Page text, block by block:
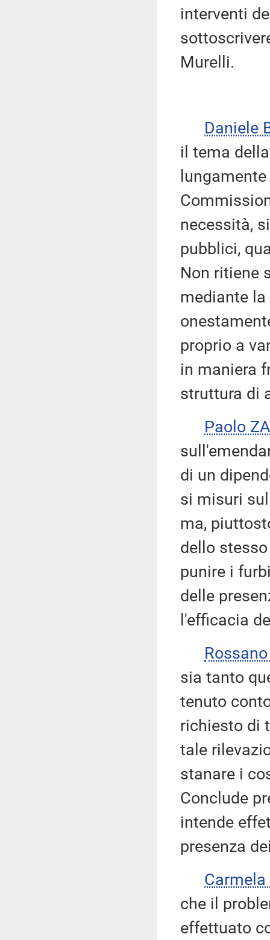
interventi
Murelli.
Daniele
il tema
necessità,
pubblici,
Non ritiene
mediante
proprio a
in maniera
struttura di
Paolo
di un
si misuri
ma,
dello
punire i
delle
l'efficacia
sia tanto
tenuto
richiesto di
tale
stanare i
Conclude
intende
presenza
Carmela
che il
effettuato